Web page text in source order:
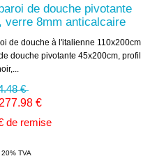
de douche pivotante
verre 8mm anticalcaire
de douche à l'italienne 110x200cm
douche pivotante 45x200cm, profil
€
€
de remise
avec 20% TVA